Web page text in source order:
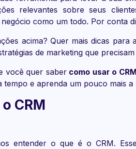
relevantes sobre seus
como um todo. Por conta
acima? Quer mais dicas
de marketing que
você quer sabercomo usar o CRM
tempo e aprenda um pouco mais a
CRM
entender o que é o CRM.